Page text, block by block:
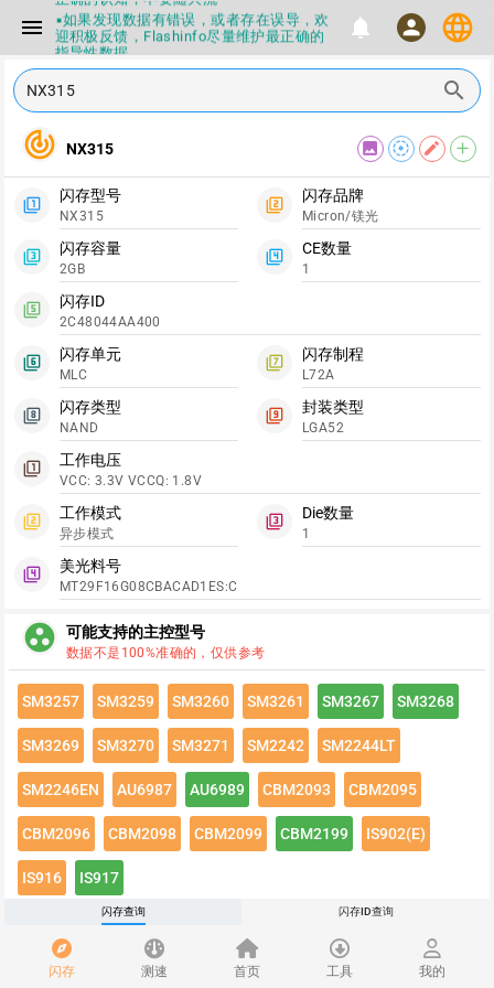
menu
▪如果发现数据有错误，或者存在误导，欢
迎积极反馈，Flashinfo尽量维护最正确的
指导性数据
▪Flashinfo APP更新技术规格和量产工具标
签啦，使用更加丝滑，快点击下载吧
▪兄弟们没事不要乱下载量产工具，过分了
▪Flashinfo提供的所有数据仅供参考，DIY
数据都不要100%相信，包括量产工具都不
一定可信的，因为数据都可以改，一定要有
正确的认知，不要随大流
▪如果发现数据有错误，或者存在误导，欢
迎积极反馈，Flashinfo尽量维护最正确的
指导性数据
签啦，使用更加丝滑，快点击下载吧
notifications person language
闪存 测速 首页 工具 我的
search
track_changes NX315 image filter_tilt_shift edit add
filter_1
闪存型号
NX315
filter_2
闪存品牌
Micron/镁光
filter_3
闪存容量
2GB
filter_4
CE数量
1
filter_5
闪存ID
2C48044AA400
filter_6
闪存单元
MLC
filter_7
闪存制程
L72A
filter_8
闪存类型
NAND
filter_9
封装类型
LGA52
filter_1
工作电压
VCC: 3.3V VCCQ: 1.8V
filter_2
工作模式
异步模式
filter_3
Die数量
1
filter_4
美光料号
MT29F16G08CBACAD1ES:C
group_work 可能支持的主控型号
数据不是100%准确的，仅供参考
SM3257 SM3259 SM3260 SM3261 SM3267 SM3268
SM3269 SM3270 SM3271 SM2242 SM2244LT
SM2246EN AU6987 AU6989 CBM2093 CBM2095
CBM2096 CBM2098 CBM2099 CBM2199 IS902(E)
IS916 IS917
点击绿色按钮有惊喜哦~
闪存速度
闪存查询 闪存ID查询